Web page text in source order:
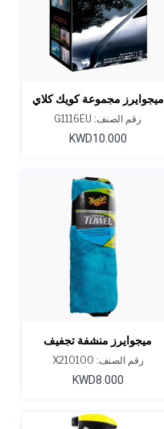
ميجوايرز مجموعة كويك كلاي
الإبتدائية
رقم الصنف: G1116EU
KWD10.000
ميجوايرز منشفة تجفيف
سوبريم شاين
رقم الصنف: X210100
KWD8.000